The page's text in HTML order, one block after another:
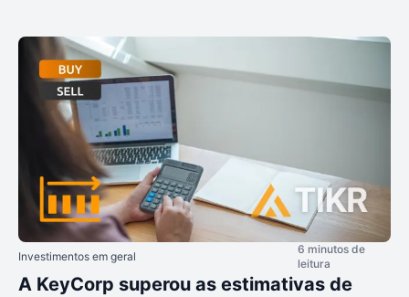
Investimentos em geral
6 minutos de
leitura
A KeyCorp superou as estimativas de